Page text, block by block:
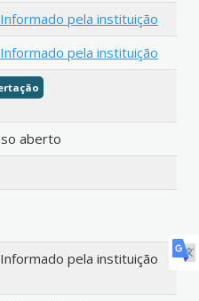
pela instituição
pela instituição
aberto
pela instituição